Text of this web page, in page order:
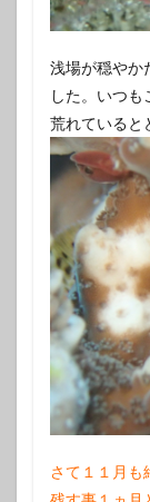
浅場が穏やか
した。いつも
荒れていると
さて１１月も